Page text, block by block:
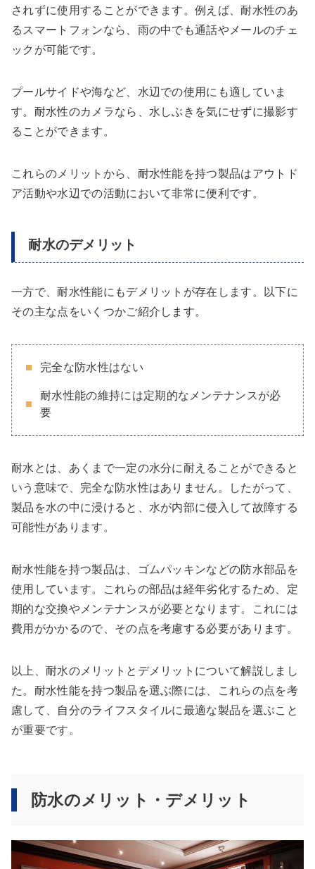
されずに使用することができます。例えば、耐水性のあ
るスマートフォンなら、雨の中でも通話やメールのチェ
ックが可能です。
プールサイドや海など、水辺での使用にも適していま
す。耐水性のカメラなら、水しぶきを気にせずに撮影す
ることができます。
これらのメリットから、耐水性能を持つ製品はアウトド
ア活動や水辺での活動において非常に便利です。
耐水のデメリット
一方で、耐水性能にもデメリットが存在します。以下に
その主な点をいくつかご紹介します。
完全な防水性はない
耐水性能の維持には定期的なメンテナンスが必
要
耐水とは、あくまで一定の水分に耐えることができると
いう意味で、完全な防水性はありません。したがって、
製品を水の中に浸けると、水が内部に侵入して故障する
可能性があります。
耐水性能を持つ製品は、ゴムパッキンなどの防水部品を
使用しています。これらの部品は経年劣化するため、定
期的な交換やメンテナンスが必要となります。これには
費用がかかるので、その点を考慮する必要があります。
以上、耐水のメリットとデメリットについて解説しまし
た。耐水性能を持つ製品を選ぶ際には、これらの点を考
慮して、自分のライフスタイルに最適な製品を選ぶこと
が重要です。
防水のメリット・デメリット